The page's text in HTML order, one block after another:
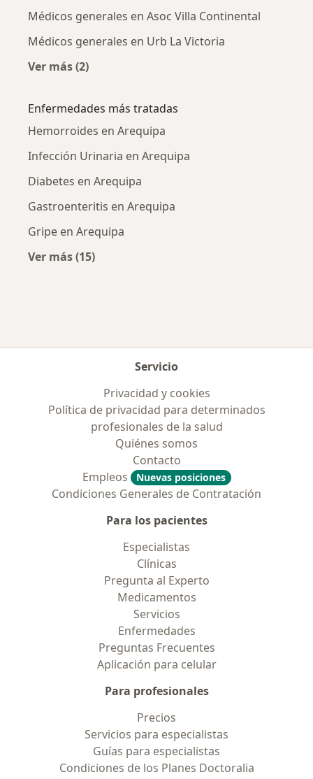
Médicos generales en Asoc Villa Continental
Médicos generales en Urb La Victoria
Ver más (2)
Enfermedades más tratadas
Hemorroides en Arequipa
Infección Urinaria en Arequipa
Diabetes en Arequipa
Gastroenteritis en Arequipa
Gripe en Arequipa
Ver más (15)
Servicio
Privacidad y cookies
Política de privacidad para determinados
profesionales de la salud
Quiénes somos
Contacto
Empleos
Nuevas posiciones
Condiciones Generales de Contratación
Para los pacientes
Especialistas
Clínicas
Pregunta al Experto
Medicamentos
Servicios
Enfermedades
Preguntas Frecuentes
Aplicación para celular
Para profesionales
Precios
Servicios para especialistas
Guías para especialistas
Condiciones de los Planes Doctoralia